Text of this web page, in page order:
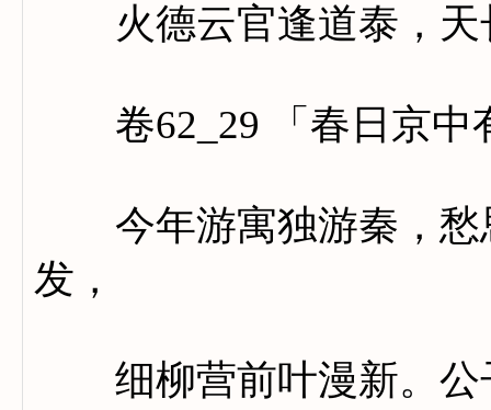
火德云官逢道泰，天
卷62_29 「春日京中
今年游寓独游秦，愁
发，
细柳营前叶漫新。公